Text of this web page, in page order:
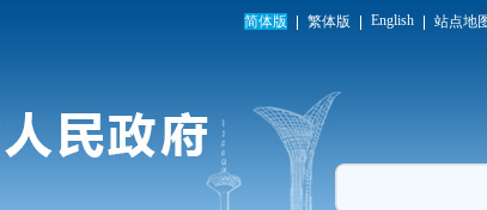
简体版 繁体版 English 站点地